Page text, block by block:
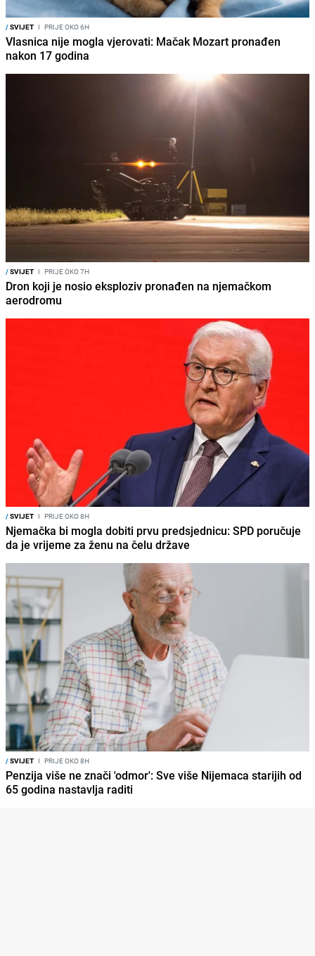
/SVIJET I PRIJE OKO 6H
Vlasnica nije mogla vjerovati: Mačak Mozart pronađen
nakon 17 godina
/SVIJET I PRIJE OKO 7H
Dron koji je nosio eksploziv pronađen na njemačkom
aerodromu
/SVIJET I PRIJE OKO 8H
Njemačka bi mogla dobiti prvu predsjednicu: SPD poručuje
da je vrijeme za ženu na čelu države
/SVIJET I PRIJE OKO 8H
Penzija više ne znači 'odmor': Sve više Nijemaca starijih od
65 godina nastavlja raditi